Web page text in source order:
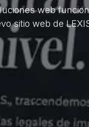
web
sitio web de